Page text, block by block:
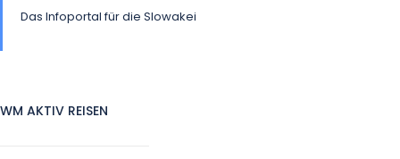
Das Infoportal für die Slowakei
WM AKTIV REISEN